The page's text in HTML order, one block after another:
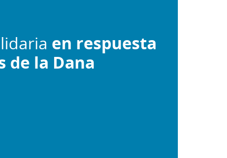
en respuesta
de la Dana